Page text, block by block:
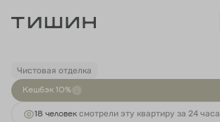
3-комнатная69.36 м
Ипотекаот 52 217 руб.
Чистовая отделка
Кешбэк 10%
18 человек смотрели эту квартиру за 24 часа